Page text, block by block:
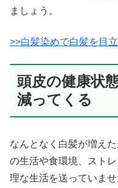
ましょう。
>>白髪染めで白髪を目
頭皮の健康状
減ってくる
なんとなく白髪が増え
の生活や食環境、スト
理な生活を送っていま